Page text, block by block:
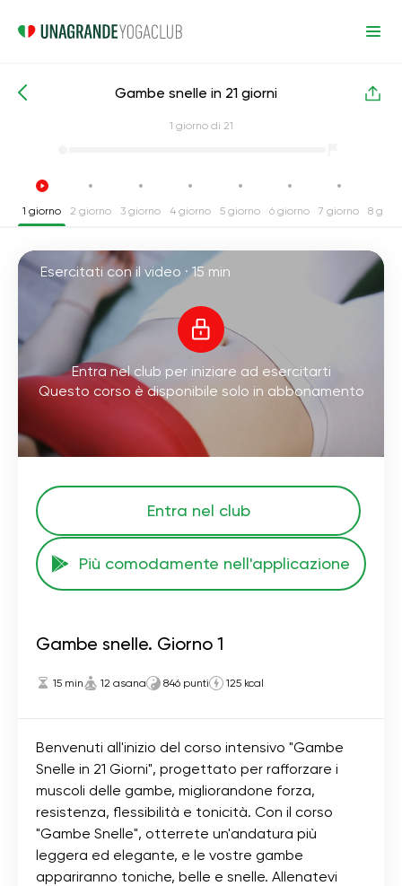
Corsi intensivi di yoga Gambe
Gambe snelle in 21 giorni
1 giorno di 21
1 giorno 2 giorno 3 giorno 4 giorno 5 giorno 6 giorno 7 giorno 8
Esercitati con il video ·15 min
Entra nel club per iniziare ad esercitarti
Questo corso è disponibile solo in abbonamento
Entra nel club
Più comodamente nell'applicazione
Gambe snelle. Giorno 1
15 min 12 asana 846 punti 125 kcal
Benvenuti all'inizio del corso intensivo "Gambe
Snelle in 21 Giorni", progettato per rafforzare i
muscoli delle gambe, migliorandone forza,
resistenza, flessibilità e tonicità. Con il corso
"Gambe Snelle", otterrete un'andatura più
leggera ed elegante, e le vostre gambe
appariranno toniche, belle e snelle. Allenatevi